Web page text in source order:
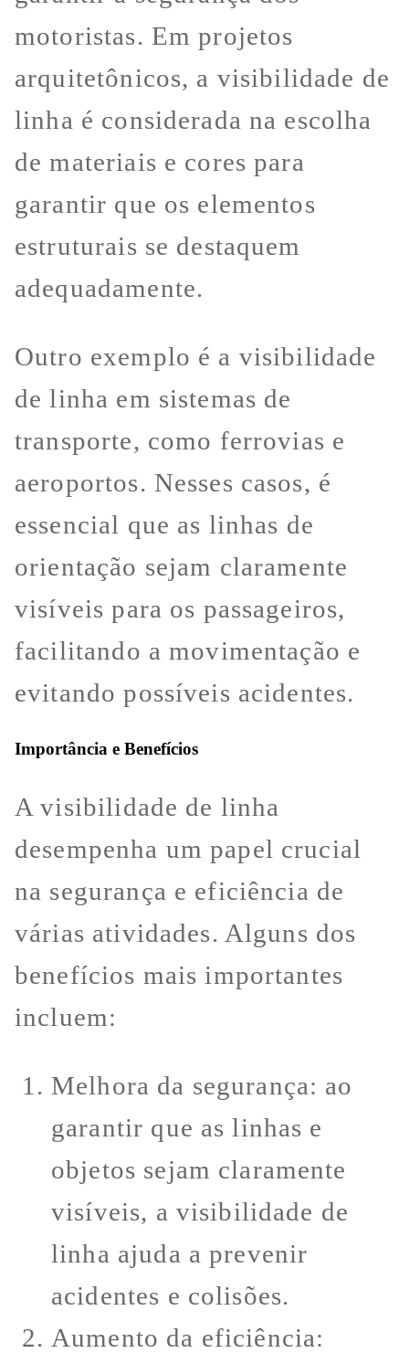
motoristas. Em projetos
arquitetônicos, a visibilidade de
linha é considerada na escolha
de materiais e cores para
garantir que os elementos
estruturais se destaquem
adequadamente.
Outro exemplo é a visibilidade
de linha em sistemas de
transporte, como ferrovias e
aeroportos. Nesses casos, é
essencial que as linhas de
orientação sejam claramente
visíveis para os passageiros,
facilitando a movimentação e
evitando possíveis acidentes.
Importância e Benefícios
A visibilidade de linha
desempenha um papel crucial
na segurança e eficiência de
várias atividades. Alguns dos
benefícios mais importantes
incluem:
Melhora da segurança: ao
garantir que as linhas e
objetos sejam claramente
visíveis, a visibilidade de
linha ajuda a prevenir
acidentes e colisões.
Aumento da eficiência: